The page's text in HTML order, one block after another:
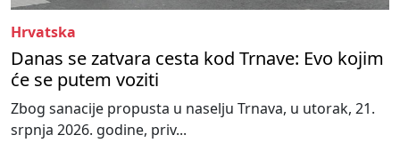
Hrvatska
Danas se zatvara cesta kod Trnave: Evo kojim
će se putem voziti
Zbog sanacije propusta u naselju Trnava, u utorak, 21.
srpnja 2026. godine, priv...